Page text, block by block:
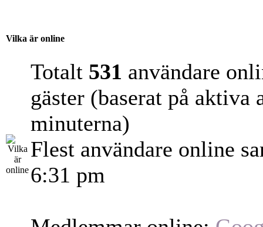
Vilka är online
Totalt 531 användare
gäster (baserat på aktiva
minuterna)
Flest användare online
6:31 pm